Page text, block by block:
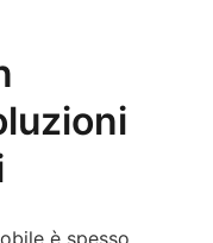
è spesso